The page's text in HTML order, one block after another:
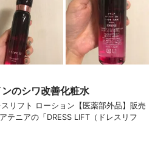
のシワ改善化粧水
リフト ローション【医薬部外品】販売
テニアの「DRESS LIFT（ドレスリフ